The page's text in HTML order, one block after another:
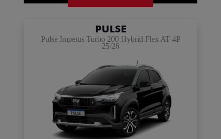
PULSE
Pulse Impetus Turbo 200 Hybrid Flex AT 4P
25/26